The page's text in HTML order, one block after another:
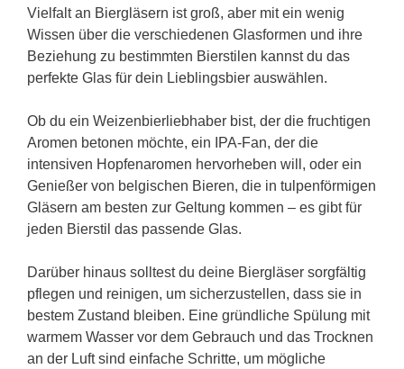
Vielfalt an Biergläsern ist groß, aber mit ein wenig
Wissen über die verschiedenen Glasformen und ihre
Beziehung zu bestimmten Bierstilen kannst du das
perfekte Glas für dein Lieblingsbier auswählen.
Ob du ein Weizenbierliebhaber bist, der die fruchtigen
Aromen betonen möchte, ein IPA-Fan, der die
intensiven Hopfenaromen hervorheben will, oder ein
Genießer von belgischen Bieren, die in tulpenförmigen
Gläsern am besten zur Geltung kommen – es gibt für
jeden Bierstil das passende Glas.
Darüber hinaus solltest du deine Biergläser sorgfältig
pflegen und reinigen, um sicherzustellen, dass sie in
bestem Zustand bleiben. Eine gründliche Spülung mit
warmem Wasser vor dem Gebrauch und das Trocknen
an der Luft sind einfache Schritte, um mögliche